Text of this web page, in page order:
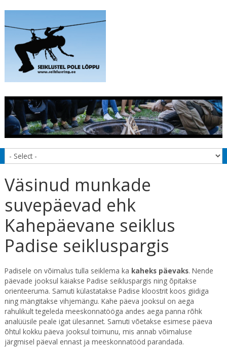
Väsinud munkade
suvepäevad ehk
Kahepäevane seiklus
Padise seikluspargis
Padisele on võimalus tulla seiklema ka kaheks päevaks. Nende
päevade jooksul käiakse Padise seikluspargis ning õpitakse
orienteeruma. Samuti külastatakse Padise kloostrit koos giidiga
ning mängitakse vihjemängu. Kahe päeva jooksul on aega
rahulikult tegeleda meeskonnatööga andes aega panna rõhk
analüüsile peale igat ülesannet. Samuti võetakse esimese päeva
õhtul kokku päeva jooksul toimunu, mis annab võimaluse
järgmisel päeval ennast ja meeskonnatööd parandada.